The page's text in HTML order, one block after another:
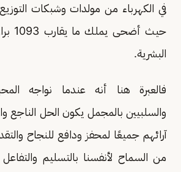
في الكهرباء من مولدات وشبكات التوزيع
حيث
البشرية.
فالعبرة هنا أنه عندما نواجه
والسلبيين بالمجمل يكون الحل الناجع
آرائهم جميعًا لمحفز ودافع للنجاح
من السماح لأنفسنا بالتسليم